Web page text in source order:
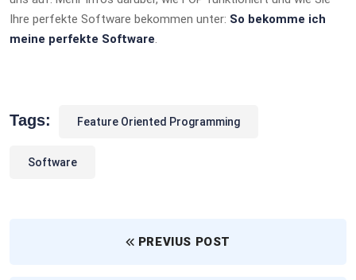
Ihre perfekte Software bekommen unter: So bekomme ich
meine perfekte Software.
Tags: Feature Oriented Programming
Software
PREVIUS POST